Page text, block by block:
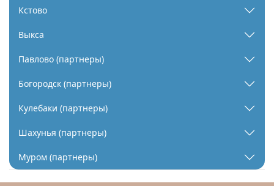
Кстово
Выкса
Павлово (партнеры)
Богородск (партнеры)
Кулебаки (партнеры)
Шахунья (партнеры)
Муром (партнеры)